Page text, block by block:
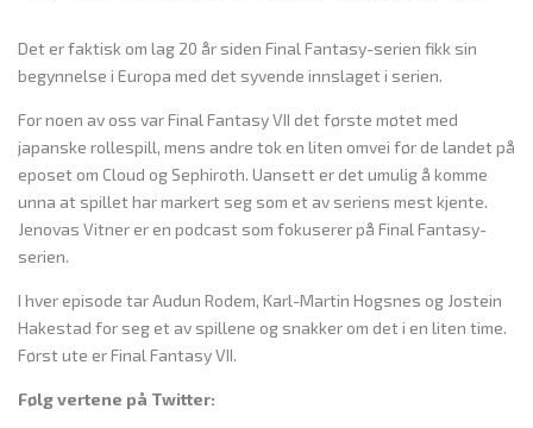
Det er faktisk om lag 20 år siden Final Fantasy-serien fikk sin
begynnelse i Europa med det syvende innslaget i serien.
For noen av oss var Final Fantasy VII det første møtet med
japanske rollespill, mens andre tok en liten omvei før de landet på
eposet om Cloud og Sephiroth. Uansett er det umulig å komme
unna at spillet har markert seg som et av seriens mest kjente.
Jenovas Vitner er en podcast som fokuserer på Final Fantasy-
serien.
I hver episode tar Audun Rodem, Karl-Martin Hogsnes og Jostein
Hakestad for seg et av spillene og snakker om det i en liten time.
Først ute er Final Fantasy VII.
Følg vertene på Twitter: